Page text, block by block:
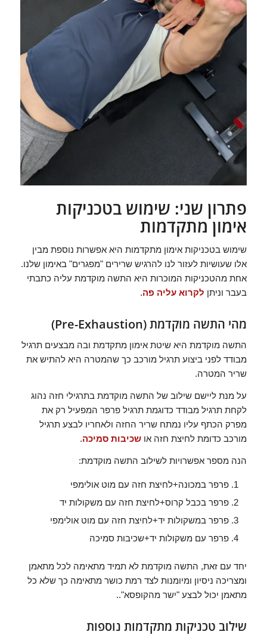
פתרון שני: שימוש בטכניקות
אימון מתקדמות
שימוש בטכניקות אימון מתקדמות היא אפשרות נוספת מבין
אלו שעושיות לעזור לנו להרגיש שרירים "מפגרים" באימון שלנו.
אחת מהטכניקות המוכרות היא התשה מוקדמת עליה כתבתי
בעבר וניתן לקרוא עליה פה.
מהי התשה מוקדמת (Pre-Exhaustion)
התשה מוקדמת היא שיטת אימון מתקדמת ובה מבצעים תרגיל
מבודד לפני ביצוע תרגיל מורכב כך שהמטרה היא להתיש את
שריר המטרה.
על מנת ליישם שילוב של התשה מוקדמת בתרגילי חזה נהוג
לקחת תרגיל מבודד כדוגמת תרגיל פרפר המפעיל רק את
מפרק הכתף עליו נמתח שריר החזה ולאחריו לבצע תרגיל
מורכב כדומת לחיצת חזה או שכיבות סמיכה.
הנה מספר אפשרויות לשילוב התשה מוקדמת:
פרפר במכונה+לחיצת חזה עם מוט אולימפי
פרפר בכבל קרוס+לחיצת חזה עם משקולות יד
פרפר במשקולות יד+לחיצת חזה עם מוט אולימפי
פרפר עם משקולות יד+שכיבות סמיכה
יחד עם זאת, התשה מוקדמת לא תמיד מתאימה לכל מתאמן
ומצריכה ניסיון ומיומנות לצד רמת כושר מתאימה כך שלא כל
מתאמן יכול לבצע "ישר מהקופסא"..
שילוב טכניקות מתקדמות נוספות